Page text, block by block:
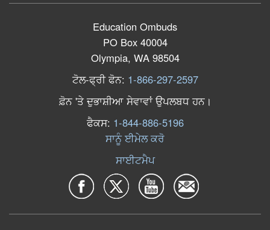
Education Ombuds
PO Box 40004
Olympia, WA 98504
ਟੋਲ-ਫ੍ਰੀ ਫੋਨ: 1-866-297-2597
ਫ਼ੋਨ'ਤੇ ਦੁਭਾਸ਼ੀਆ ਸੇਵਾਵਾਂ ਉਪਲਬਧ ਹਨ।
ਫੈਕਸ: 1-844-886-5196
ਸਾਨੂੰ ਈਮੇਲ ਕਰੋ
ਸਾਈਟਮੈਪ